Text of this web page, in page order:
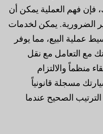
فإن فهم العملية يمكن أن
الضرورية. يمكن لخدمات
عملية البيع، مما يوفر
مع التعامل مع نقل
منظماً والالتزام
مسجلة قانونياً
الصحيح عندما